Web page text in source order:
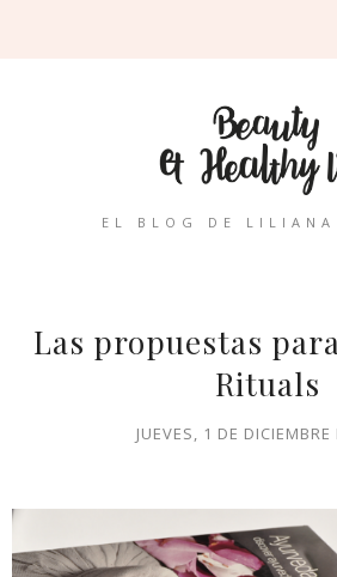
EL BLOG DE LILIANA
Las propuestas
Rituals
JUEVES, 1 DE DICIEMBRE